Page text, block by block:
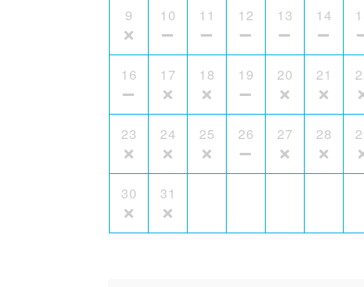
9 10 11 12 13 14
16 17 18 19 20 21
23 24 25 26 27 28
30 31